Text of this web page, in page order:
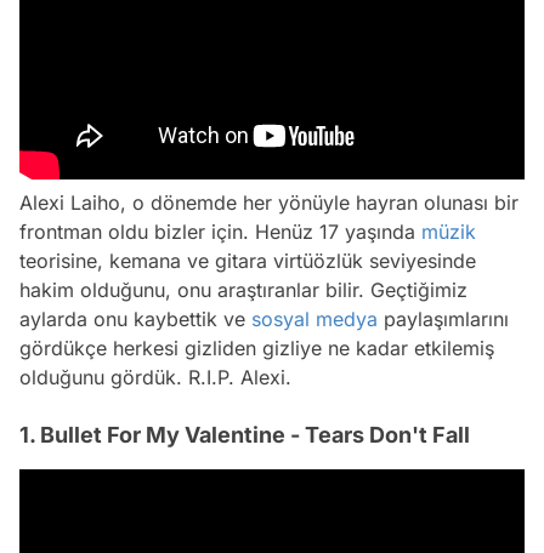
Alexi Laiho, o dönemde her yönüyle hayran olunası bir
frontman oldu bizler için. Henüz 17 yaşında müzik
teorisine, kemana ve gitara virtüözlük seviyesinde
hakim olduğunu, onu araştıranlar bilir. Geçtiğimiz
aylarda onu kaybettik ve sosyal medya paylaşımlarını
gördükçe herkesi gizliden gizliye ne kadar etkilemiş
olduğunu gördük. R.I.P. Alexi.
1. Bullet For My Valentine - Tears Don't Fall